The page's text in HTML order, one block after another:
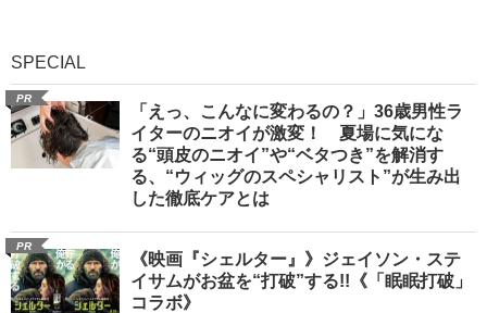
SPECIAL
PR
「えっ、こんなに変わるの？」36歳男性ラ
イターのニオイが激変！ 夏場に気にな
る“頭皮のニオイ”や“ベタつき”を解消す
る、“ウィッグのスペシャリスト”が生み出
した徹底ケアとは
PR
《映画『シェルター』》ジェイソン・ステ
イサムがお盆を“打破”する!!《「眠眠打破」
コラボ》